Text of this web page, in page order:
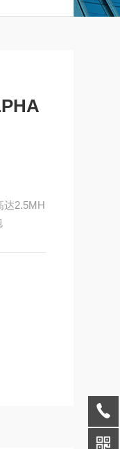
达2.5MH